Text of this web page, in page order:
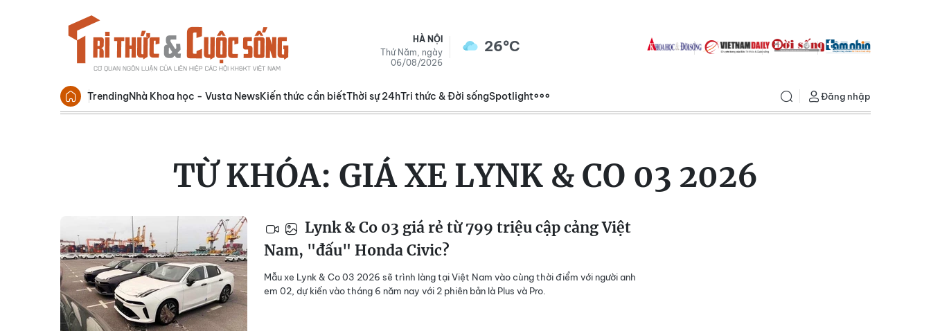
HÀ NỘI
Thứ Năm, ngày
06/08/2026
26°C
TrendingNhà Khoa học - Vusta NewsKiến thức cần biếtThời sự 24hTri thức & Đời sốngSpotlight Đăng nhập
TỪ KHÓA: GIÁ XE LYNK & CO 03 2026
Lynk & Co 03 giá rẻ từ 799 triệu cập cảng Việt
Nam, "đấu" Honda Civic?
Mẫu xe Lynk & Co 03 2026 sẽ trình làng tại Việt Nam vào cùng thời điểm với người anh
em 02, dự kiến vào tháng 6 năm nay với 2 phiên bản là Plus và Pro.